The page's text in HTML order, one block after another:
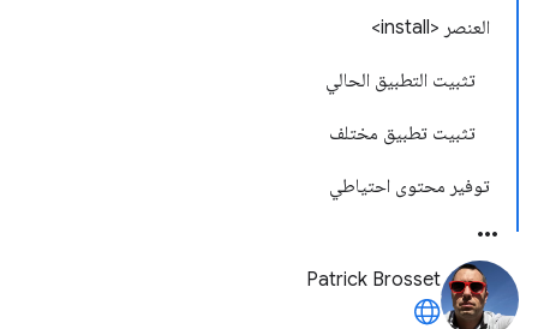
العنصر <install>
تثبيت التطبيق الحالي
تثبيت تطبيق مختلف
توفير محتوى احتياطي
Patrick Brosset